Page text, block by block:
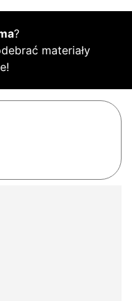
?
materiały